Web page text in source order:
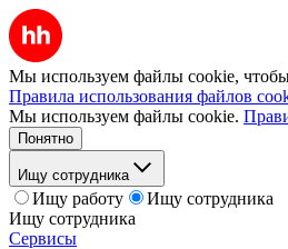
Мы используем файлы cookie, чтобы
Правила использования файлов
Мы используем файлы cookie.
Понятно
Ищу сотрудника
Ищу работу
Ищу сотрудника
Ищу сотрудника
Сервисы